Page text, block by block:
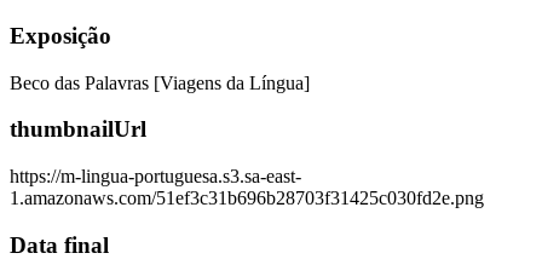
Exposição
Beco das Palavras [Viagens da Língua]
thumbnailUrl
https://m-lingua-portuguesa.s3.sa-east-
1.amazonaws.com/51ef3c31b696b28703f31425c030fd2e.png
Data final